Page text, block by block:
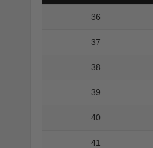
36
37
38
39
40
41